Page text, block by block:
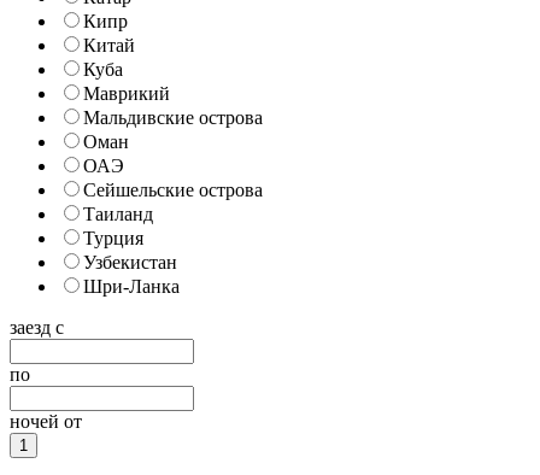
Кипр
Китай
Куба
Маврикий
Мальдивские острова
Оман
ОАЭ
Сейшельские острова
Таиланд
Турция
Узбекистан
Шри-Ланка
заезд с
по
ночей от
1